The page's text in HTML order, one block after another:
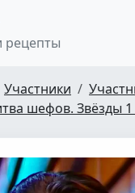
рецепты
Участники
шефов. Звёзды 1